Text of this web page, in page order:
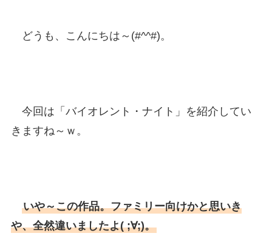
どうも、こんにちは～(#^^#)。
今回は「バイオレント・ナイト」を紹介してい
きますね～ｗ。
いや～この作品。ファミリー向けかと思いき
や、全然違いましたよ( ;∀;)。